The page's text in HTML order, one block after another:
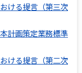
ける提言（第三次
計画策定業務標準
ける提言（第二次